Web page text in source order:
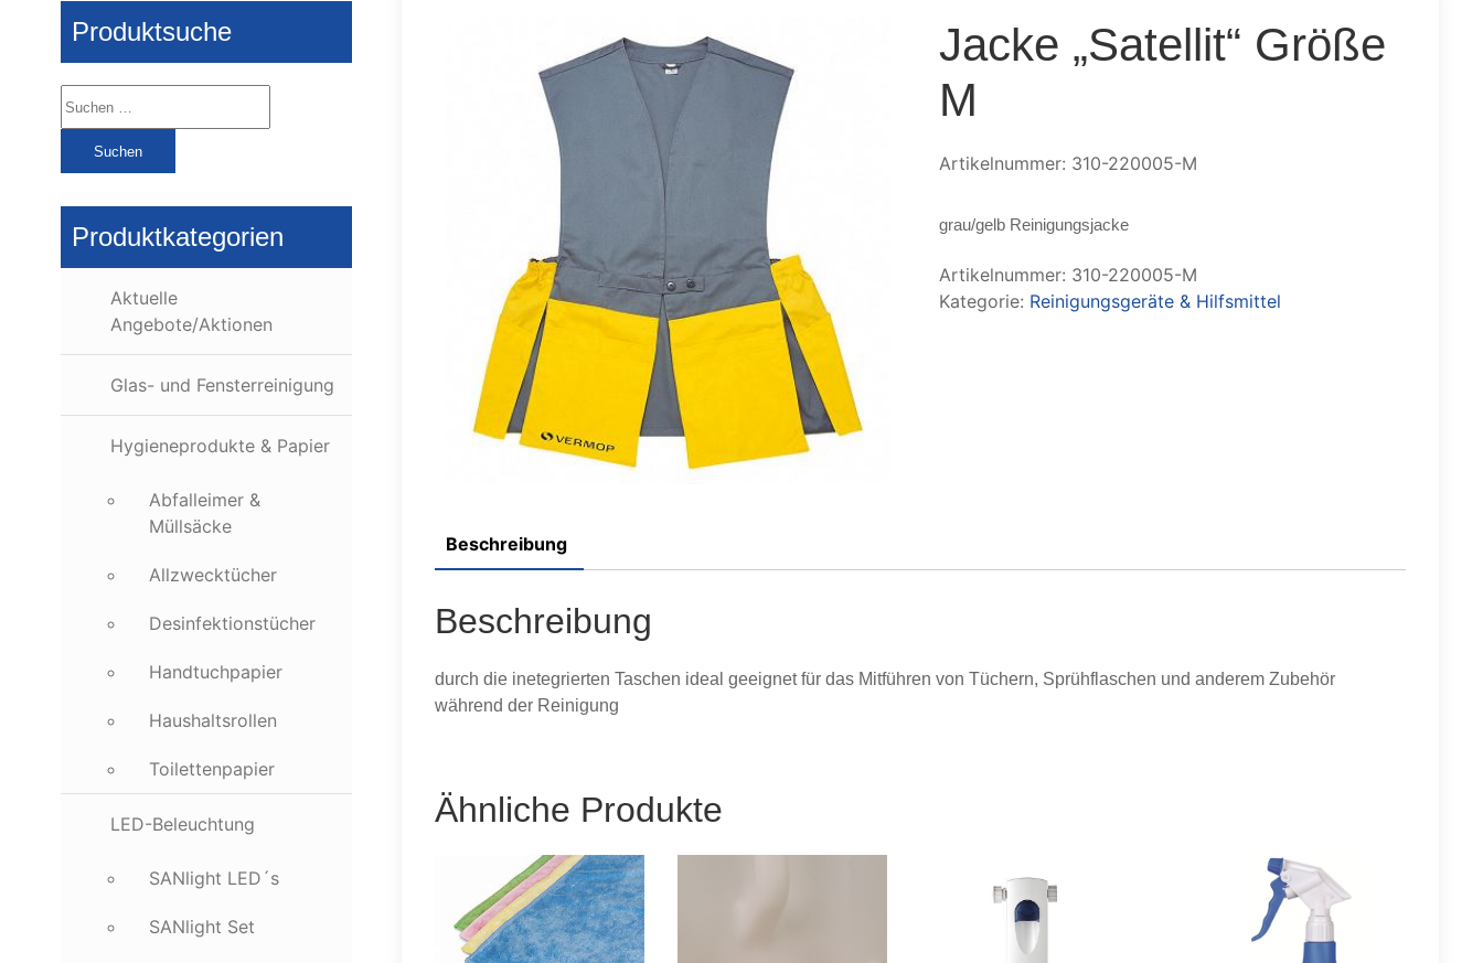
Produktsuche
Suchen
nach:
Produktkategorien
Aktuelle
Angebote/Aktionen
Glas- und Fensterreinigung
Hygieneprodukte & Papier
Abfalleimer &
Müllsäcke
Allzwecktücher
Desinfektionstücher
Handtuchpapier
Haushaltsrollen
Toilettenpapier
LED-Beleuchtung
SANlight LED´s
SANlight Set
Jacke „Satellit“ Größe
M
Artikelnummer: 310-220005-M
grau/gelb Reinigungsjacke
Artikelnummer: 310-220005-M
Kategorie: Reinigungsgeräte & Hilfsmittel
Beschreibung
Beschreibung
durch die inetegrierten Taschen ideal geeignet für das Mitführen von Tüchern, Sprühflaschen und anderem Zubehör
während der Reinigung
Ähnliche Produkte